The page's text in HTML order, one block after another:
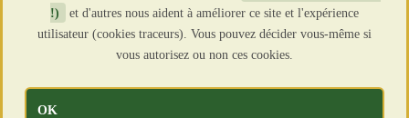
!)
et d'autres nous aident à améliorer ce site et l'expérience
utilisateur (cookies traceurs). Vous pouvez décider vous-même si
vous autorisez ou non ces cookies.
OK